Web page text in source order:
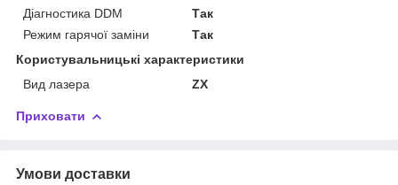
Діагностика DDM
Так
Режим гарячої заміни
Так
Користувальницькі характеристики
Вид лазера
ZX
Приховати
Умови доставки